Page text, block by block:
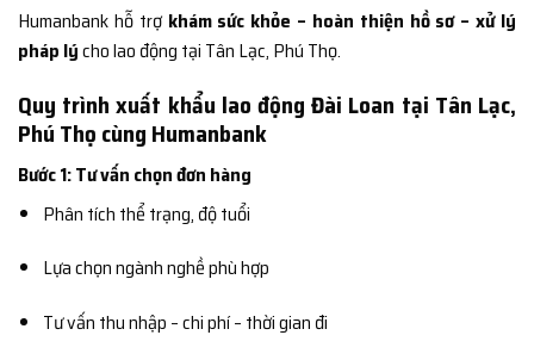
Humanbank hỗ trợ khám sức khỏe – hoàn thiện hồ sơ – xử lý
pháp lýcho lao động tại Tân Lạc, Phú Thọ.
Quy trình xuất khẩu lao động Đài Loan tại Tân Lạc,
Phú Thọ cùng Humanbank
Bước 1: Tư vấn chọn đơn hàng
Phân tích thể trạng, độ tuổi
Lựa chọn ngành nghề phù hợp
Tư vấn thu nhập – chi phí – thời gian đi